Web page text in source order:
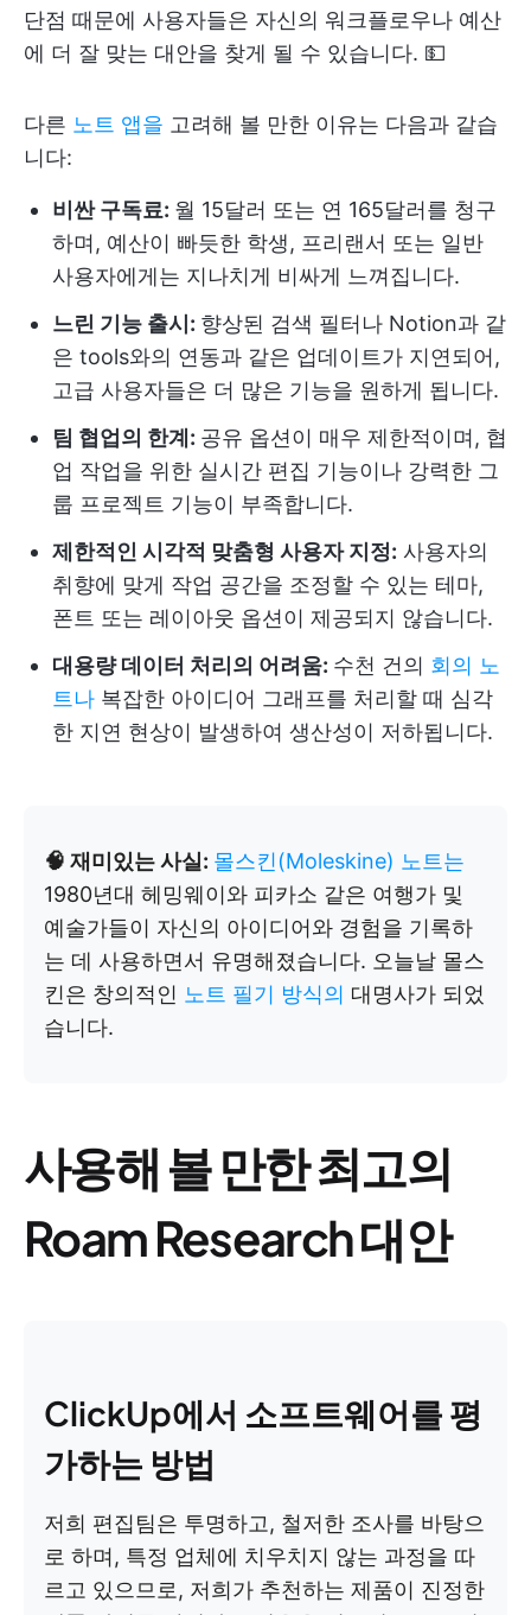
단점 때문에 사용자들은 자신의 워크플로우나 예산
에 더 잘 맞는 대안을 찾게 될 수 있습니다. 💵
다른 노트 앱을 고려해 볼 만한 이유는 다음과 같습
니다:
비싼 구독료: 월 15달러 또는 연 165달러를 청구
하며, 예산이 빠듯한 학생, 프리랜서 또는 일반
사용자에게는 지나치게 비싸게 느껴집니다.
느린 기능 출시: 향상된 검색 필터나 Notion과 같
은 tools와의 연동과 같은 업데이트가 지연되어,
고급 사용자들은 더 많은 기능을 원하게 됩니다.
팀 협업의 한계: 공유 옵션이 매우 제한적이며, 협
업 작업을 위한 실시간 편집 기능이나 강력한 그
룹 프로젝트 기능이 부족합니다.
제한적인 시각적 맞춤형 사용자 지정: 사용자의
취향에 맞게 작업 공간을 조정할 수 있는 테마,
폰트 또는 레이아웃 옵션이 제공되지 않습니다.
대용량 데이터 처리의 어려움: 수천 건의 회의 노
트나 복잡한 아이디어 그래프를 처리할 때 심각
한 지연 현상이 발생하여 생산성이 저하됩니다.
🧠 재미있는 사실: 몰스킨(Moleskine) 노트는
1980년대 헤밍웨이와 피카소 같은 여행가 및
예술가들이 자신의 아이디어와 경험을 기록하
는 데 사용하면서 유명해졌습니다. 오늘날 몰스
킨은 창의적인 노트 필기 방식의 대명사가 되었
습니다.
사용해 볼 만한 최고의
Roam Research 대안
ClickUp에서 소프트웨어를 평
가하는 방법
저희 편집팀은 투명하고, 철저한 조사를 바탕으
로 하며, 특정 업체에 치우치지 않는 과정을 따
르고 있으므로, 저희가 추천하는 제품이 진정한